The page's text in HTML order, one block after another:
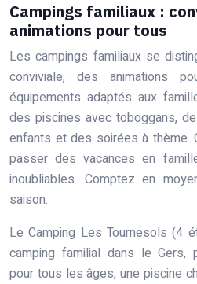
Campings familiaux :
animations pour tous
Les campings familiaux se
conviviale, des animations
équipements adaptés aux
des piscines avec toboggans,
enfants et des soirées à thème.
passer des vacances en
inoubliables. Comptez en
saison.
Le Camping Les Tournesols (4
camping familial dans le Gers,
pour tous les âges, une piscine